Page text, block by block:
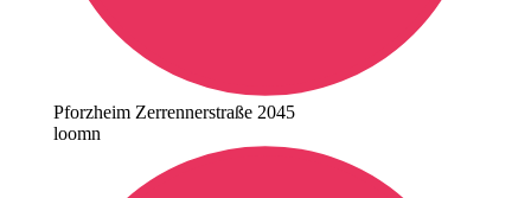
Pforzheim Zerrennerstraße 2045
loomn